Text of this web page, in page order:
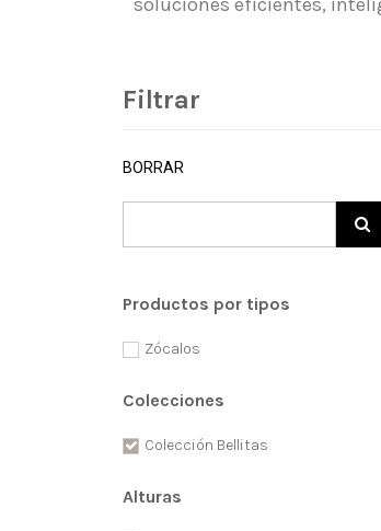
Filtrar
BORRAR
Productos por tipos
Zócalos
Colecciones
Colección Bellitas
Alturas